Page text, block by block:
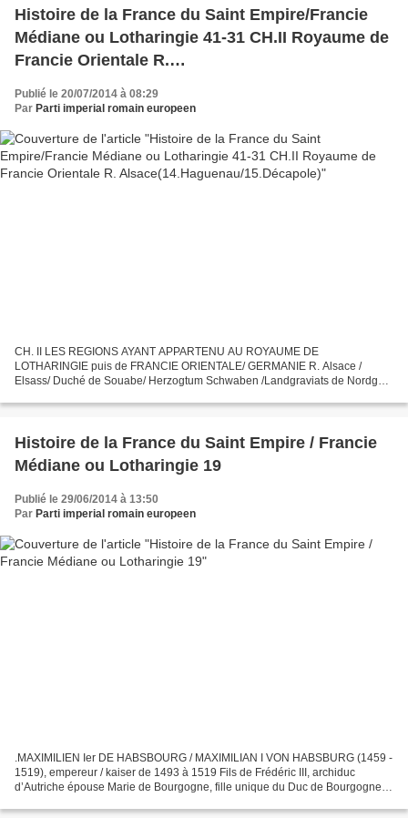
Histoire de la France du Saint Empire/Francie
Médiane ou Lotharingie 41-31 CH.II Royaume de
Francie Orientale R.
Publié le 20/07/2014 à 08:29
Par Parti imperial romain europeen
CH. II LES REGIONS AYANT APPARTENU AU ROYAUME DE
LOTHARINGIE puis de FRANCIE ORIENTALE/ GERMANIE R. Alsace /
Elsass/ Duché de Souabe/ Herzogtum Schwaben /Landgraviats de Nordgau
Histoire de la France du Saint Empire / Francie
Médiane ou Lotharingie 19
Publié le 29/06/2014 à 13:50
Par Parti imperial romain europeen
.MAXIMILIEN Ier DE HABSBOURG / MAXIMILIAN I VON HABSBURG (1459 -
1519), empereur / kaiser de 1493 à 1519 Fils de Frédéric III, archiduc
d’Autriche épouse Marie de Bourgogne, fille unique du Duc de Bourgogne,